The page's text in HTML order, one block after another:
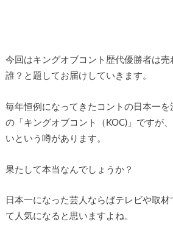
今回はキングオブコント歴代優勝者は
誰？と題してお届けしていきます。
毎年恒例になってきたコントの日本一を
の「キングオブコント（KOC)」ですが
いという噂があります。
果たして本当なんでしょうか？
日本一になった芸人ならばテレビや取
て人気になると思いますよね。